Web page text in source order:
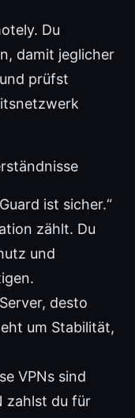
Du
damit jeglicher
prüfst
ist sicher.“
zählt. Du
und
desto
um Stabilität,
VPNs sind
zahlst du für